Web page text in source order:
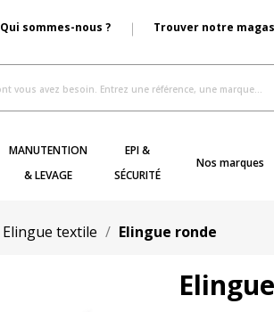
Qui sommes-nous ? Trouver notre
MANUTENTION
& LEVAGE
EPI &
SÉCURITÉ
Nos marques
Elingue textile Elingue ronde